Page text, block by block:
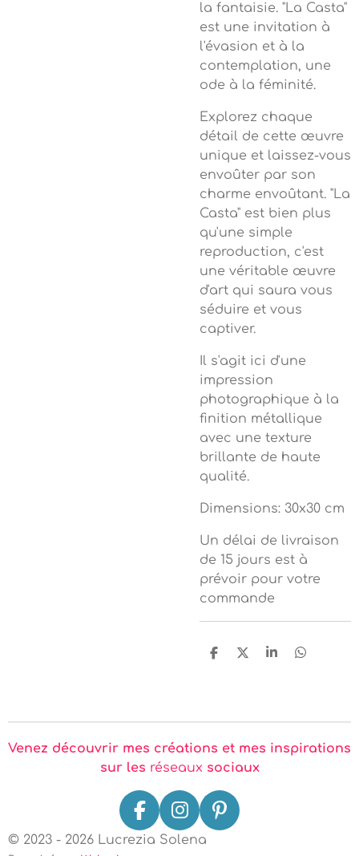
la fantaisie. "La Casta"
est une invitation à
l'évasion et à la
contemplation, une
ode à la féminité.
Explorez chaque
détail de cette œuvre
unique et laissez-vous
envoûter par son
charme envoûtant. "La
Casta" est bien plus
qu'une simple
reproduction, c'est
une véritable œuvre
d'art qui saura vous
séduire et vous
captiver.
Il s'agit ici d'une
impression
photographique à la
finition métallique
avec une texture
brillante de haute
qualité.
Dimensions: 30x30 cm
Un délai de livraison
de 15 jours est à
prévoir pour votre
commande
P
g
r
P
g
r
P
g
r
P
g
r
Venez découvrir mes créations et mes inspirations
sur les réseaux sociaux
F
a
I
n
P
© 2023 - 2026 Lucrezia Solena